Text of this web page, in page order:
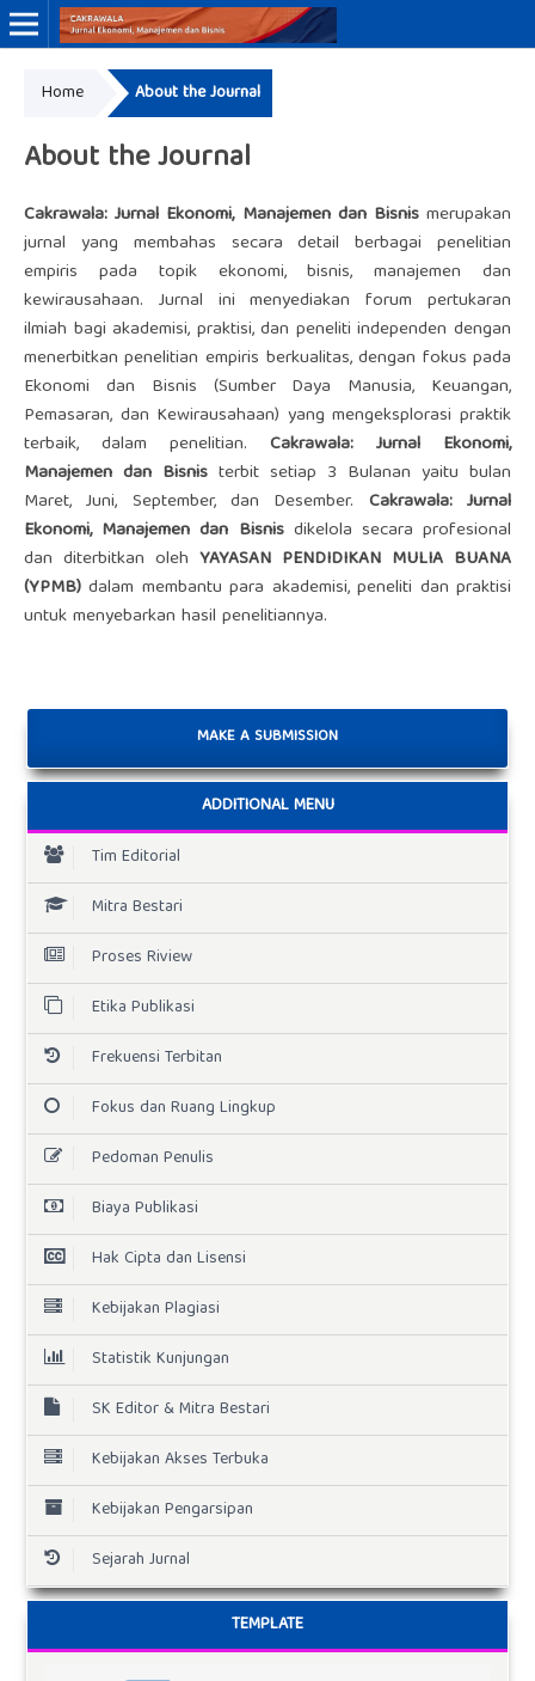
Home About the Journal
About the Journal
Cakrawala: Jurnal Ekonomi, Manajemen dan Bisnismerupakan
jurnal yang membahas secara detail berbagai penelitian
empiris pada topik ekonomi, bisnis, manajemen dan
kewirausahaan. Jurnal ini menyediakan forum pertukaran
ilmiah bagi akademisi, praktisi, dan peneliti independen dengan
menerbitkan penelitian empiris berkualitas, dengan fokus pada
Ekonomi dan Bisnis (Sumber Daya Manusia, Keuangan,
Pemasaran, dan Kewirausahaan) yang mengeksplorasi praktik
terbaik, dalam penelitian.Cakrawala: Jurnal Ekonomi,
Manajemen dan Bisnisterbit setiap 3 Bulanan yaitu bulan
Maret, Juni, September, dan Desember. Cakrawala: Jurnal
Ekonomi, Manajemen dan Bisnisdikelola secara profesional
dan diterbitkan oleh YAYASAN PENDIDIKAN MULIA BUANA
(YPMB)dalam membantu para akademisi, peneliti dan praktisi
untuk menyebarkan hasil penelitiannya.
MAKE A SUBMISSION
ADDITIONAL MENU
Tim Editorial
Mitra Bestari
Proses Riview
Etika Publikasi
Frekuensi Terbitan
Fokus dan Ruang Lingkup
Pedoman Penulis
Biaya Publikasi
Hak Cipta dan Lisensi
Kebijakan Plagiasi
Statistik Kunjungan
SK Editor & Mitra Bestari
Kebijakan Akses Terbuka
Kebijakan Pengarsipan
Sejarah Jurnal
TEMPLATE